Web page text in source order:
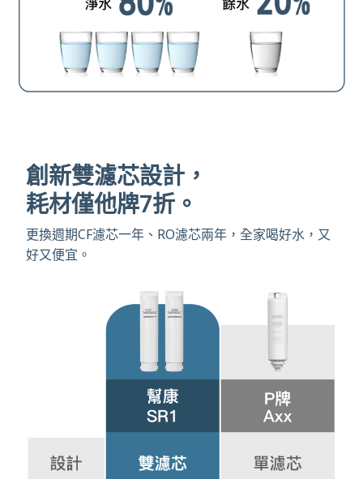
創新雙濾芯設計，
耗材僅他牌7折。
更換週期CF濾芯一年、RO濾芯兩年，全家喝好水，又
好又便宜。